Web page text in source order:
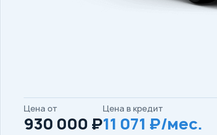
Цена от
930 000 ₽
Цена в кредит
11 071 ₽/мес.